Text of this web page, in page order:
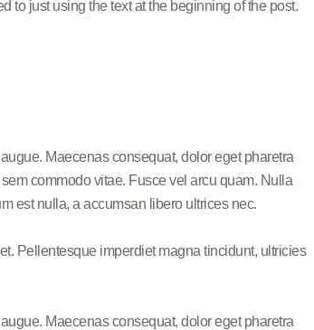
to just using the text at the beginning of the post.
Maecenas consequat, dolor eget pharetra
commodo vitae. Fusce vel arcu quam. Nulla
est nulla, a accumsan libero ultrices nec.
Pellentesque imperdiet magna tincidunt, ultricies
Maecenas consequat, dolor eget pharetra